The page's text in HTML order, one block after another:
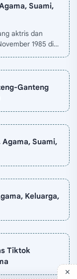
Suami,
1985 di
Ganteng
Suami,
Keluarga,
Tiktok